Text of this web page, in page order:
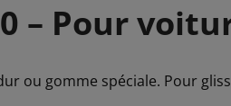
– Pour
ou gomme spéciale. Pour